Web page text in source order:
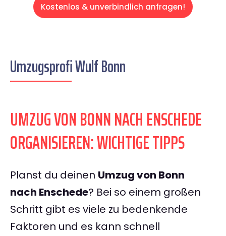
Kostenlos & unverbindlich anfragen!
Umzugsprofi Wulf Bonn
UMZUG VON BONN NACH ENSCHEDE
ORGANISIEREN: WICHTIGE TIPPS
Planst du deinen Umzug von Bonn
nach Enschede? Bei so einem großen
Schritt gibt es viele zu bedenkende
Faktoren und es kann schnell